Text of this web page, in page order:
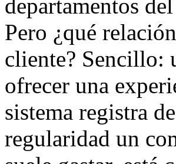
departamentos
Pero ¿qué
cliente? Sencillo:
ofrecer una
sistema registra
regularidad un